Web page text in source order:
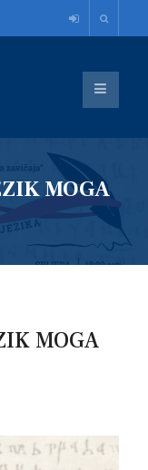
MOGA
MOGA